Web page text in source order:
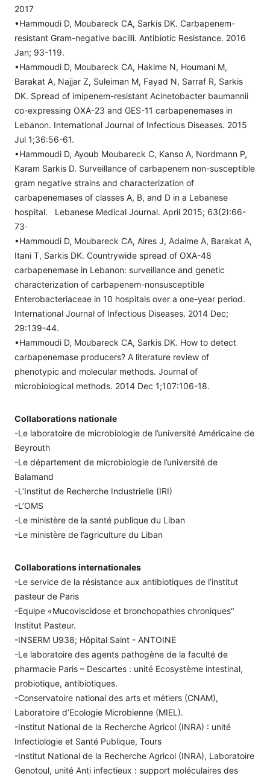
2017
•Hammoudi D, Moubareck CA, Sarkis DK. Carbapenem-
resistant Gram-negative bacilli. Antibiotic Resistance. 2016
Jan; 93-119.
•Hammoudi D, Moubareck CA, Hakime N, Houmani M,
Barakat A, Najjar Z, Suleiman M, Fayad N, Sarraf R, Sarkis
DK. Spread of imipenem-resistant Acinetobacter baumannii
co-expressing OXA-23 and GES-11 carbapenemases in
Lebanon. International Journal of Infectious Diseases. 2015
Jul 1;36:56-61.
•Hammoudi D, Ayoub Moubareck C, Kanso A, Nordmann P,
Karam Sarkis D. Surveillance of carbapenem non-susceptible
gram negative strains and characterization of
carbapenemases of classes A, B, and D in a Lebanese
hospital. Lebanese Medical Journal. April 2015; 63(2):66-
73·
•Hammoudi D, Moubareck CA, Aires J, Adaime A, Barakat A,
Itani T, Sarkis DK. Countrywide spread of OXA-48
carbapenemase in Lebanon: surveillance and genetic
characterization of carbapenem-nonsusceptible
Enterobacteriaceae in 10 hospitals over a one-year period.
International Journal of Infectious Diseases. 2014 Dec;
29:139-44.
•Hammoudi D, Moubareck CA, Sarkis DK. How to detect
carbapenemase producers? A literature review of
phenotypic and molecular methods. Journal of
microbiological methods. 2014 Dec 1;107:106-18.
Collaborations nationale
-Le laboratoire de microbiologie de l’université Américaine de
Beyrouth
-Le département de microbiologie de l’université de
Balamand
-L’Institut de Recherche Industrielle (IRI)
-L’OMS
-Le ministère de la santé publique du Liban
-Le ministère de l’agriculture du Liban
Collaborations internationales
-Le service de la résistance aux antibiotiques de l’institut
pasteur de Paris
-Equipe «Mucoviscidose et bronchopathies chroniques"
Institut Pasteur.
-INSERM U938; Hôpital Saint - ANTOINE
-Le laboratoire des agents pathogène de la faculté de
pharmacie Paris – Descartes : unité Ecosystème intestinal,
probiotique, antibiotiques.
-Conservatoire national des arts et métiers (CNAM),
Laboratoire d’Ecologie Microbienne (MIEL).
-Institut National de la Recherche Agricol (INRA) : unité
Infectiologie et Santé Publique, Tours
-Institut National de la Recherche Agricol (INRA), Laboratoire
Genotoul, unité Anti infectieux : support moléculaires des